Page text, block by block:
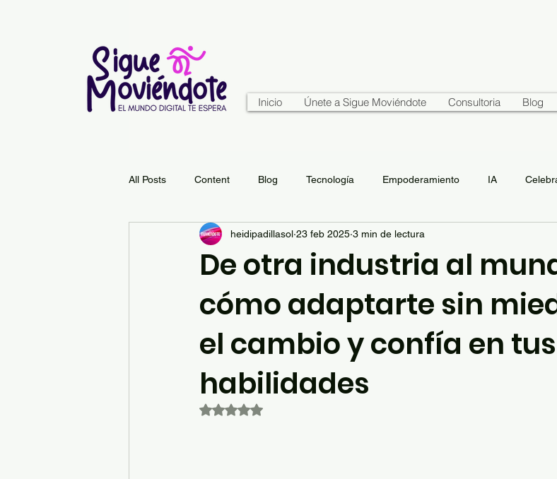
Inicio Únete a Sigue Moviéndote Consultoria Blog
All Posts Content Blog Tecnología Empoderamiento IA
De otra industria al
cómo adaptarte sin
el cambio y confía en tus
habilidades
heidipadillasol 23 feb 2025 3 min de lectura
Obtuvo NaN de 5 estrellas.